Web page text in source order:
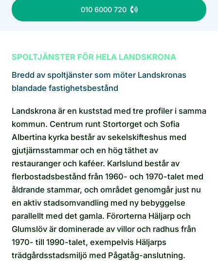
010 6000 720
SPOLTJÄNSTER FÖR HELA LANDSKRONA
Bredd av spoltjänster som möter Landskronas
blandade fastighetsbestånd
Landskrona är en kuststad med tre profiler i samma
kommun. Centrum runt Stortorget och Sofia
Albertina kyrka består av sekelskifteshus med
gjutjärnsstammar och en hög täthet av
restauranger och kaféer. Karlslund består av
flerbostadsbestånd från 1960- och 1970-talet med
åldrande stammar, och området genomgår just nu
en aktiv stadsomvandling med ny bebyggelse
parallellt med det gamla. Förorterna Häljarp och
Glumslöv är dominerade av villor och radhus från
1970- till 1990-talet, exempelvis Häljarps
trädgårdsstadsmiljö med Pågatåg-anslutning.